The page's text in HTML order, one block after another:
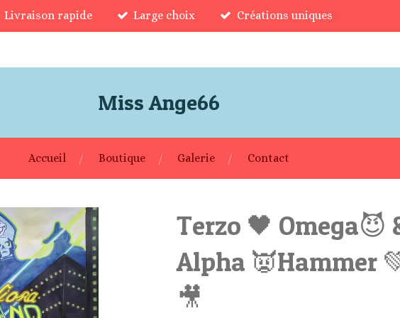
Livraison rapide Large choix Créations uniques
Miss Ange66
Accueil Boutique Galerie Contact
Terzo 🖤 Omega😈
Alpha 👿Hammer
🎥